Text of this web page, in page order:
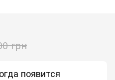
грн
появится